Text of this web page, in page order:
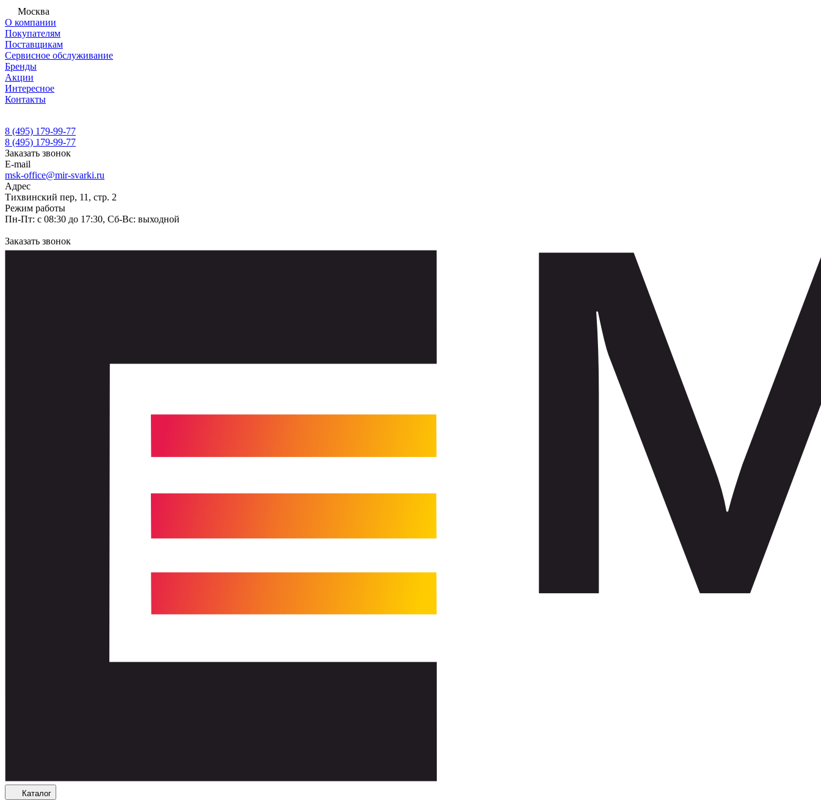
Москва
О компании
Покупателям
Поставщикам
Сервисное обслуживание
Бренды
Акции
Интересное
Контакты
8 (495) 179-99-77
8 (495) 179-99-77
Заказать звонок
E-mail
msk-office@mir-svarki.ru
Адрес
Тихвинский пер, 11, стр. 2
Режим работы
Пн-Пт: с 08:30 до 17:30, Сб-Вс: выходной
Заказать звонок
Каталог